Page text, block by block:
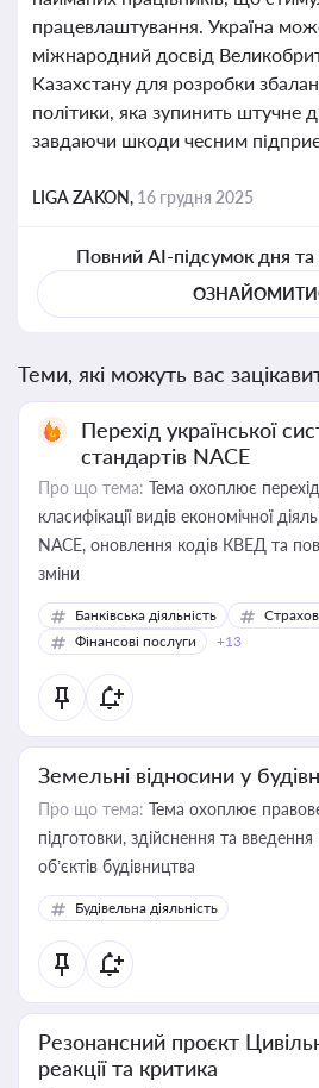
працевлаштування. Україна
міжнародний досвід
Казахстану для розробки
політики, яка зупинить штучне
завдаючи шкоди чесним
LIGA ZAKON, 16 грудня 2025
Повний AI-підсумок дня та
Теми, які можуть вас
Перехід української
стандартів NACE
Про що тема: Тема охоплює
класифікації видів економічної
NACE, оновлення кодів КВЕД та
зміни
Банківська діяльність
Фінансові послуги
+13
Земельні відносини у
Про що тема: Тема охоплює
підготовки, здійснення та
об’єктів будівництва
Будівельна діяльність
Резонансний проєкт
реакції та критика